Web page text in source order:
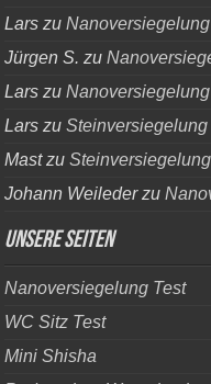
Lars zu
Jürgen S. zu
Lars zu
Lars zuSteinversiegelung
Mastzu
Johann Weilederzu
Unsere Seiten
Nanoversiegelung Test
WC Sitz Test
Mini Shisha